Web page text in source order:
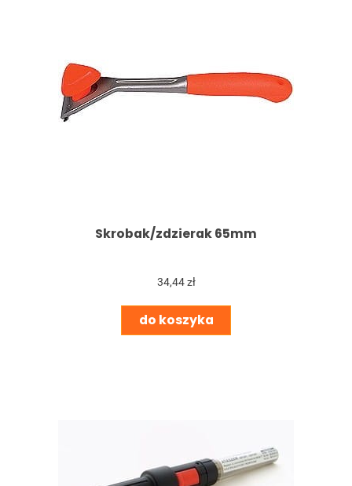
Skrobak/zdzierak 65mm
34,44 zł
do koszyka